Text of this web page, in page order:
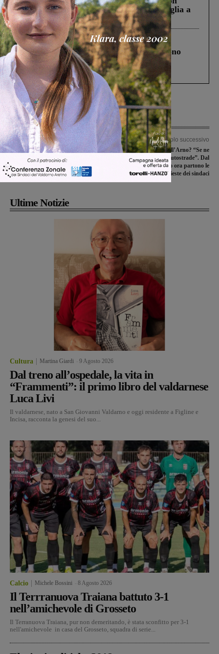
Fiorentino l’uomo che aveva ucciso la figlia a
Levane nel 2020
Cronaca 4 Agosto 2026
Un anno fa la strage in A1 in cui morirono
Gianni, Giulia e Franco. Lo schianto, il
processo, lo stop ai sorpassi fra tir....
Articolo precedente
Sei mesi di lavori all’acquedotto nel
centro storico: in arrivo la nuova rete
in corso Matteotti e corso Mazzini
Articolo successivo
Il secondo ponte sull’Arno? “Se ne
faccia carico Autostrade”. Dal
Valdarno fiorentino ora partono le
richieste dei sindaci
Ultime Notizie
Cultura Martina Giardi 9 Agosto 2026
Dal treno all’ospedale, la vita in
“Frammenti”: il primo libro del valdarnese
Luca Livi
Il valdarnese, nato a San Giovanni Valdarno e oggi residente a Figline e
Incisa, racconta la genesi del suo...
Calcio Michele Bossini 8 Agosto 2026
Il Terrranuova Traiana battuto 3-1
nell’amichevole di Grosseto
Il Terranuova Traiana, pur non demeritando, è stata sconfitto per 3-1
nell'amichevole in casa del Grosseto, squadra di serie...